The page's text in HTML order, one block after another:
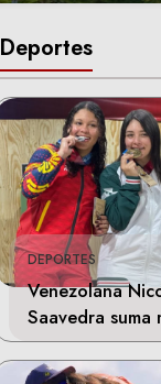
Deportes
DEPORTES
Venezolana
Saavedra suma
plata en la final
Deportivo